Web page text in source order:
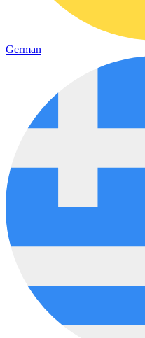
German